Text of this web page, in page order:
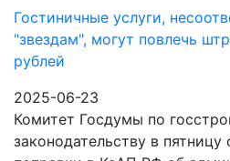
Гостиничные услуги,
"звездам", могут повлечь
рублей
2025-06-23
Комитет Госдумы по
законодательству в пятницу